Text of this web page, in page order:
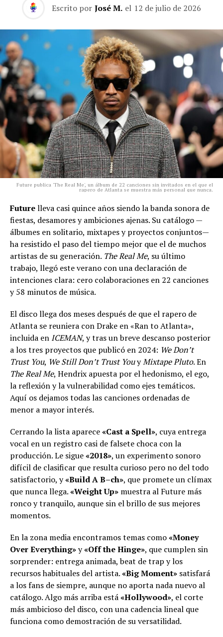
Escrito por José M. el 12 de julio de 2026
Future publica 'The Real Me', un álbum de 22 canciones sin invitados en el que el
rapero de Atlanta se muestra más personal que nunca.
Futurelleva casi quince años siendo la banda sonora de
fiestas, desamores y ambiciones ajenas. Su catálogo —
álbumes en solitario, mixtapes y proyectos conjuntos—
ha resistido el paso del tiempo mejor que el de muchos
artistas de su generación. The Real Me, su último
trabajo, llegó este verano con una declaración de
intenciones clara: cero colaboraciones en 22 canciones
y 58 minutos de música.
El disco llega dos meses después de que el rapero de
Atlanta se reuniera con Drake en «Ran to Atlanta»,
incluida en ICEMAN, y tras un breve descanso posterior
a los tres proyectos que publicó en 2024: We Don’t
Trust You, We Still Don’t Trust YouyMixtape Pluto. En
The Real Me, Hendrix apuesta por el hedonismo, el ego,
la reflexión y la vulnerabilidad como ejes temáticos.
Aquí os dejamos todas las canciones ordenadas de
menor a mayor interés.
Cerrando la lista aparece«Cast a Spell», cuya entrega
vocal en un registro casi de falsete choca con la
producción. Le sigue«2018», un experimento sonoro
difícil de clasificar que resulta curioso pero no del todo
satisfactorio, y«Build A B–ch», que promete un clímax
que nunca llega.«Weight Up» muestra al Future más
ronco y tranquilo, aunque sin el brillo de sus mejores
momentos.
En la zona media encontramos temas como«Money
Over Everything»y«Off the Hinge», que cumplen sin
sorprender: entrega animada, beat de trap y los
recursos habituales del artista.«Big Moment» satisfará
a los fans de siempre, aunque no aporta nada nuevo al
catálogo. Algo más arriba está«Hollywood», el corte
más ambicioso del disco, con una cadencia lineal que
funciona como demostración de su versatilidad.